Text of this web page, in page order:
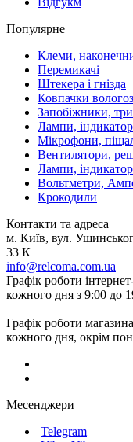
Популярне
Клеми,
Перемикачі
Штекера і гнізда
Ковпачки
Запобіжники,
Лампи,
Мікрофони,
Вентилятори,
Лампи,
Вольтметри,
Крокодили
Контакти та адреса
м. Київ, вул.
33 К
info@relcoma.com.ua
Графік роботи
кожного дня з 9:00 до
Графік роботи
кожного дня, окрім
Месенджери
Telegram